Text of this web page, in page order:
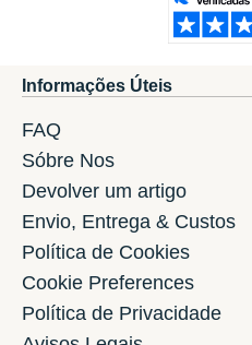
Informações Úteis
FAQ
Sóbre Nos
Devolver um artigo
Envio, Entrega & Custos
Política de Cookies
Cookie Preferences
Política de Privacidade